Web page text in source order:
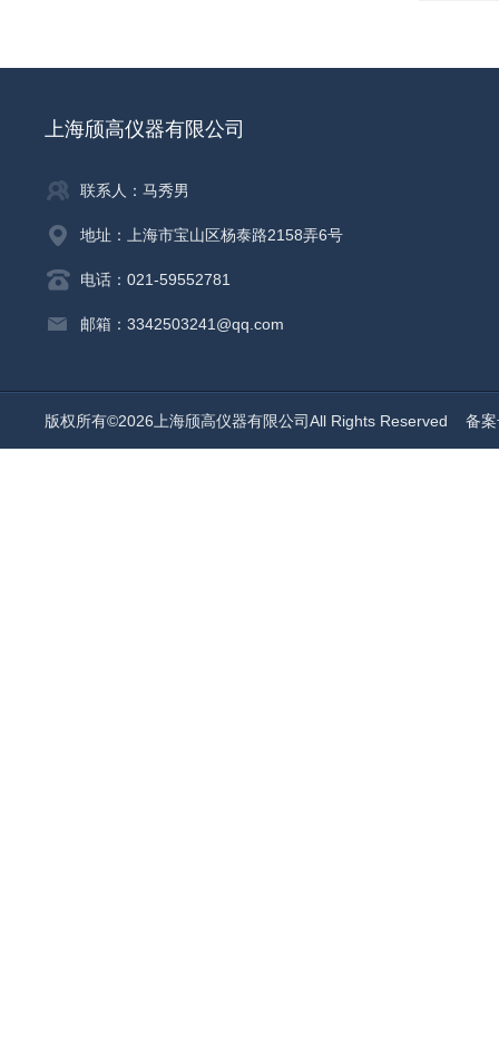
上海颀高仪器有限公司
联系人：马秀男
地址：上海市宝山区杨泰路2158弄6号
电话：021-59552781
邮箱：3342503241@qq.com
版权所有©2026上海颀高仪器有限公司All Rights Reserved 备